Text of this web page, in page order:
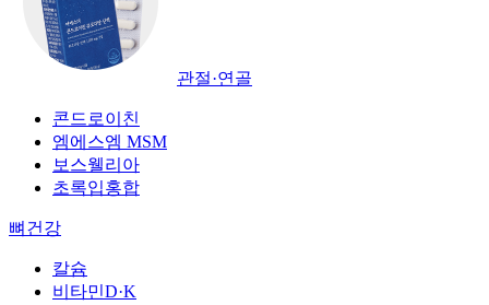
관절·연골
콘드로이친
엠에스엠 MSM
보스웰리아
초록입홍합
뼈건강
칼슘
비타민D·K